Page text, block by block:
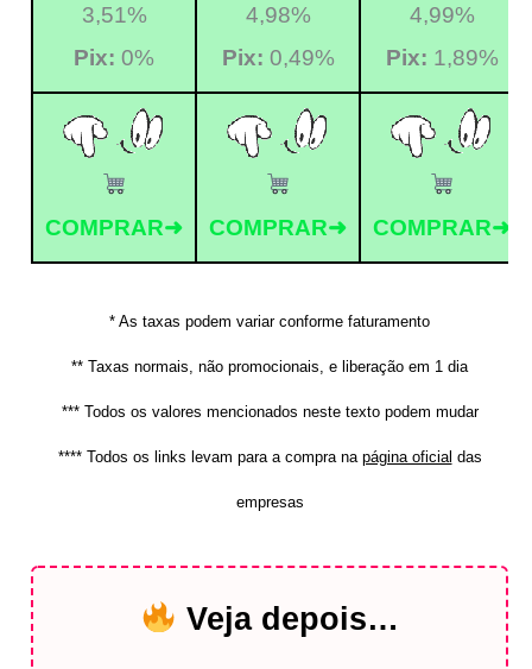
3,51%
Pix: 0%
4,98%
Pix: 0,49%
4,99%
Pix: 1,89%
COMPRAR➜ COMPRAR➜ COMPRAR➜
* As taxas podem variar conforme faturamento
** Taxas normais, não promocionais, e liberação em 1 dia
*** Todos os valores mencionados neste texto podem mudar
**** Todos os links levam para a compra na página oficial das
empresas
Veja depois…